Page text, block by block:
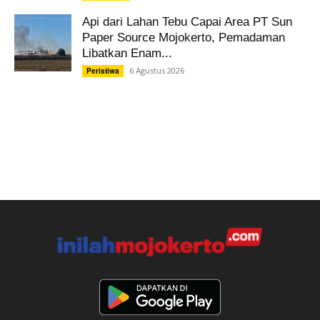
Api dari Lahan Tebu Capai Area PT Sun
Paper Source Mojokerto, Pemadaman
Libatkan Enam...
Peristiwa 6 Agustus 2026